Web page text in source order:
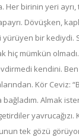
birinin yeri ayrı,
Dövüşken,
yürüyen bir kediydi.
hiç mümkün
kendini.
Kör Ceviz:
Almak
getirdiler
tek gözü